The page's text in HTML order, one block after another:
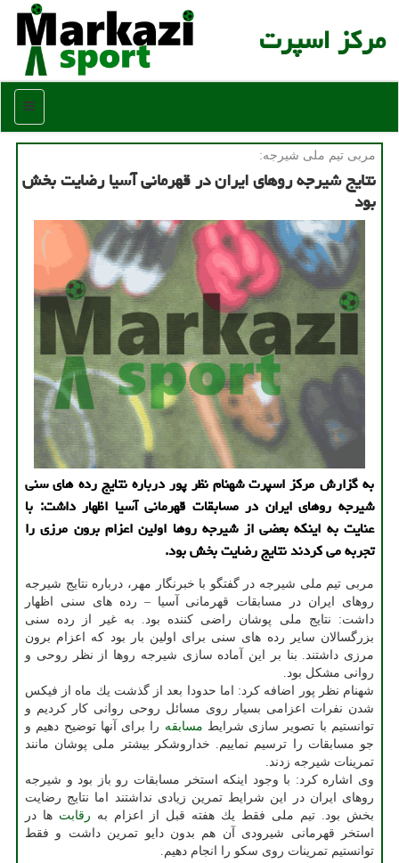
مركز اسپرت
منو
مربی تیم ملی شیرجه:
نتایج شیرجه روهای ایران در قهرمانی آسیا رضایت بخش
بود
به گزارش مركز اسپرت شهنام نظر پور درباره نتایج رده های سنی
شیرجه روهای ایران در مسابقات قهرمانی آسیا اظهار داشت: با
عنایت به اینكه بعضی از شیرجه روها اولین اعزام برون مرزی را
تجربه می كردند نتایج رضایت بخش بود.
مربی تیم ملی شیرجه در گفتگو با خبرنگار مهر، درباره نتایج شیرجه
روهای ایران در مسابقات قهرمانی آسیا – رده های سنی اظهار
داشت: نتایج ملی پوشان راضی كننده بود. به غیر از رده سنی
بزرگسالان سایر رده های سنی برای اولین بار بود كه اعزام برون
مرزی داشتند. بنا بر این آماده سازی شیرجه روها از نظر روحی و
روانی مشكل بود.
شهنام نظر پور اضافه كرد: اما حدودا بعد از گذشت یك ماه از فیكس
شدن نفرات اعزامی بسیار روی مسائل روحی روانی كار كردیم و
توانستیم با تصویر سازی شرایط مسابقه را برای آنها توضیح دهیم و
جو مسابقات را ترسیم نماییم. خداروشكر بیشتر ملی پوشان مانند
تمرینات شیرجه زدند.
وی اشاره كرد: با وجود اینكه استخر مسابقات رو باز بود و شیرجه
روهای ایران در این شرایط تمرین زیادی نداشتند اما نتایج رضایت
بخش بود. تیم ملی فقط یك هفته قبل از اعزام به رقابت ها در
استخر قهرمانی شیرودی آن هم بدون دایو تمرین داشت و فقط
توانستیم تمرینات روی سكو را انجام دهیم.